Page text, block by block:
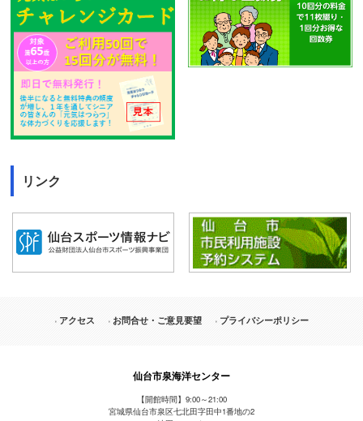
リンク
アクセス お問合せ・ご意見要望 プライバシーポリシー
仙台市泉海洋センター
【開館時間】9:00～21:00
宮城県仙台市泉区七北田字田中1番地の2